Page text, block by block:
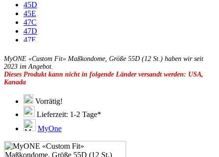
45D
45E
47C
47D
47E
49C
49D
49E
49F
49G
51C
51D
51E
51F
51H
53C
MyONE «Custom Fit» Maßkondome, Größe 55D (12 St.) haben wir seit
2023 im Angebot.
Dieses Produkt kann nicht in folgende Länder versandt werden: USA,
Kanada
Vorrätig!
Lieferzeit: 1-2 Tage*
MyOne